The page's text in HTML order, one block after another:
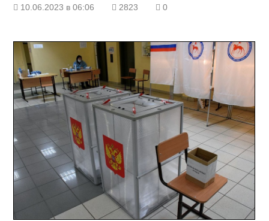
10.06.2023 в 06:06 2823 0